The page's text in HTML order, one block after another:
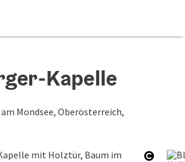
Kapelle
Mondsee, Oberösterreich,